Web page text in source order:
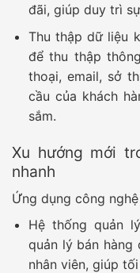
đãi, giúp duy trì
Thu thập dữ liệu
để thu thập
thoại, email, sở
cầu của khách
sắm.
Xu hướng mới
nhanh
Ứng dụng công
Hệ thống quản
quản lý bán hàng
nhân viên, giúp